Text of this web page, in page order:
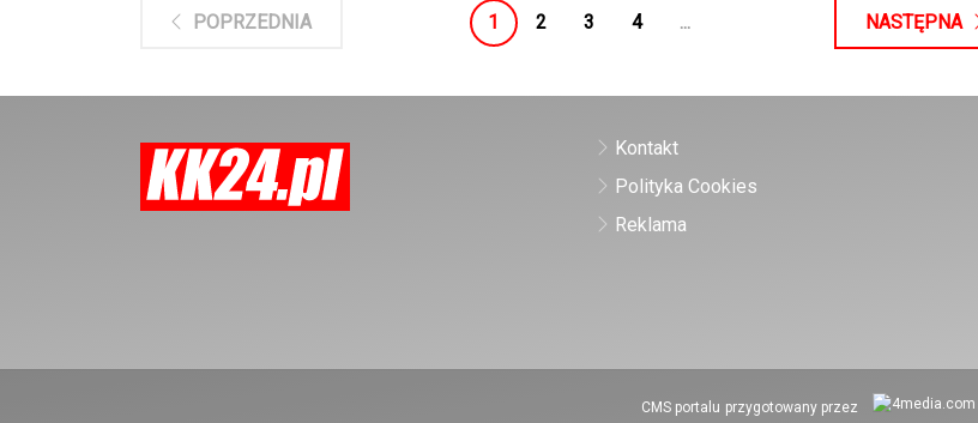
POPRZEDNIA 1 2 3 4 ... NASTĘPNA
Kontakt
Polityka Cookies
Reklama
CMS portalu przygotowany przez